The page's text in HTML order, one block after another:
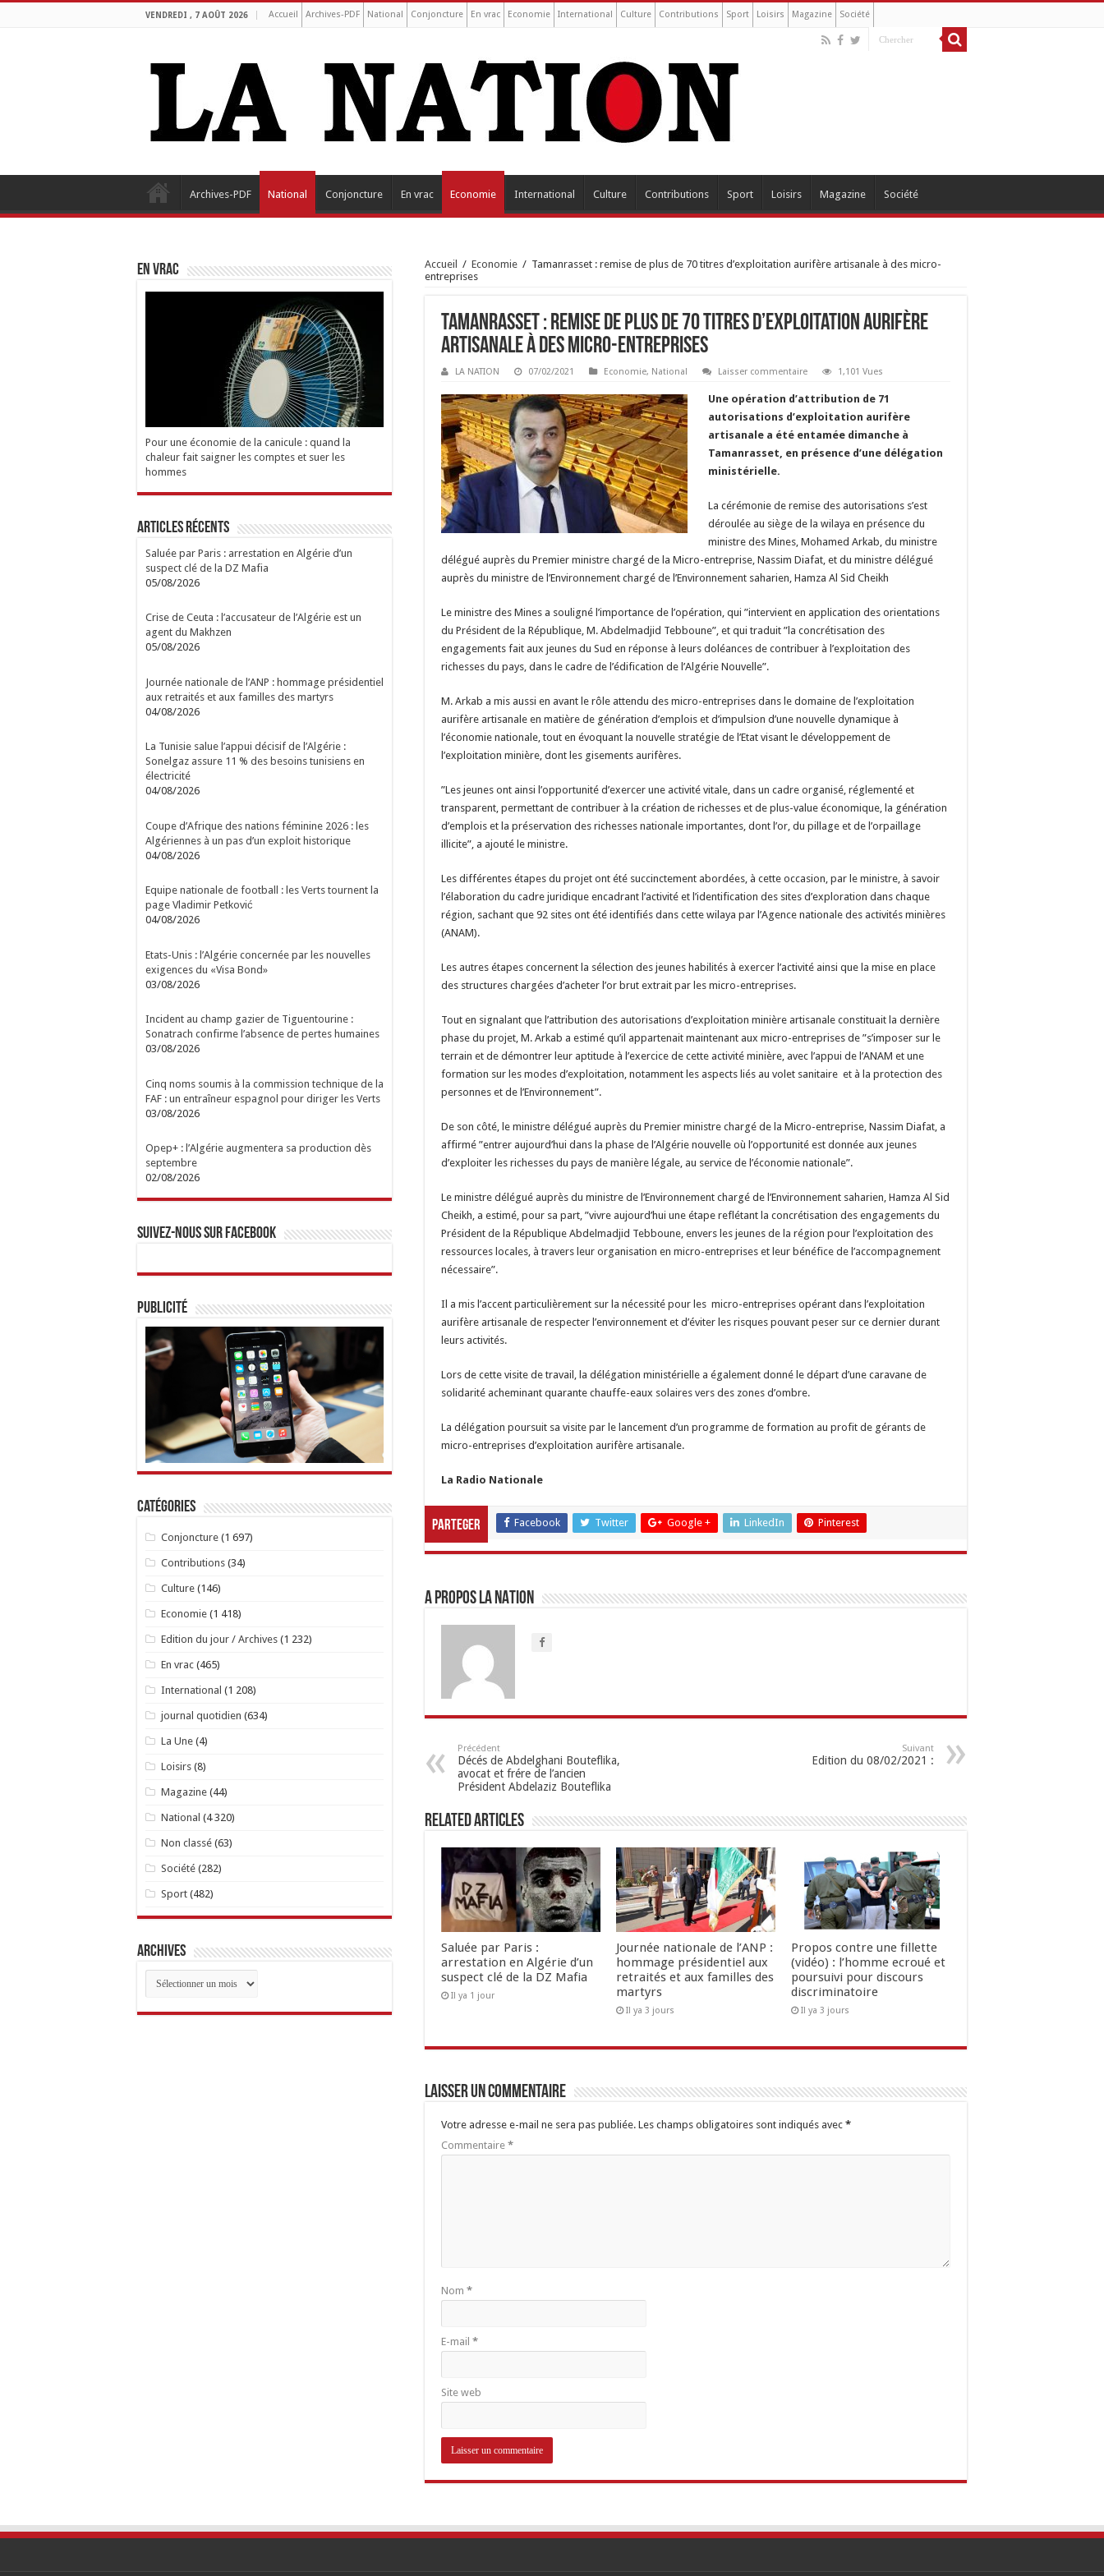
VENDREDI , 7 AOÛT 2026 Accueil Archives-PDF National Conjoncture En vrac Economie International Culture Contributions Sport Loisirs Magazine Société
Archives-PDF National Conjoncture En vrac Economie International Culture Contributions Sport Loisirs Magazine Société
Accueil / Economie / Tamanrasset : remise de plus de 70 titres d’exploitation aurifère artisanale à des micro-
entreprises
Tamanrasset : remise de plus de 70 titres d’exploitation aurifère
artisanale à des micro-entreprises
LA NATION 07/02/2021 Economie, National Laisser commentaire 1,101 Vues
Une opération d’attribution de 71
autorisations d’exploitation aurifère
artisanale a été entamée dimanche à
Tamanrasset, en présence d’une délégation
ministérielle.
La cérémonie de remise des autorisations s’est
déroulée au siège de la wilaya en présence du
ministre des Mines, Mohamed Arkab, du ministre
délégué auprès du Premier ministre chargé de la Micro-entreprise, Nassim Diafat, et du ministre délégué
auprès du ministre de l’Environnement chargé de l’Environnement saharien, Hamza Al Sid Cheikh
Le ministre des Mines a souligné l’importance de l’opération, qui ”intervient en application des orientations
du Président de la République, M. Abdelmadjid Tebboune”, et qui traduit ”la concrétisation des
engagements fait aux jeunes du Sud en réponse à leurs doléances de contribuer à l’exploitation des
richesses du pays, dans le cadre de l’édification de l’Algérie Nouvelle”.
M. Arkab a mis aussi en avant le rôle attendu des micro-entreprises dans le domaine de l’exploitation
aurifère artisanale en matière de génération d’emplois et d’impulsion d’une nouvelle dynamique à
l’économie nationale, tout en évoquant la nouvelle stratégie de l’Etat visant le développement de
l’exploitation minière, dont les gisements aurifères.
”Les jeunes ont ainsi l’opportunité d’exercer une activité vitale, dans un cadre organisé, réglementé et
transparent, permettant de contribuer à la création de richesses et de plus-value économique, la génération
d’emplois et la préservation des richesses nationale importantes, dont l’or, du pillage et de l’orpaillage
illicite”, a ajouté le ministre.
Les différentes étapes du projet ont été succinctement abordées, à cette occasion, par le ministre, à savoir
l’élaboration du cadre juridique encadrant l’activité et l’identification des sites d’exploration dans chaque
région, sachant que 92 sites ont été identifiés dans cette wilaya par l’Agence nationale des activités minières
(ANAM).
Les autres étapes concernent la sélection des jeunes habilités à exercer l’activité ainsi que la mise en place
des structures chargées d’acheter l’or brut extrait par les micro-entreprises.
Tout en signalant que l’attribution des autorisations d’exploitation minière artisanale constituait la dernière
phase du projet, M. Arkab a estimé qu’il appartenait maintenant aux micro-entreprises de ”s’imposer sur le
terrain et de démontrer leur aptitude à l’exercice de cette activité minière, avec l’appui de l’ANAM et une
formation sur les modes d’exploitation, notamment les aspects liés au volet sanitaire et à la protection des
personnes et de l’Environnement”.
De son côté, le ministre délégué auprès du Premier ministre chargé de la Micro-entreprise, Nassim Diafat, a
affirmé ”entrer aujourd’hui dans la phase de l’Algérie nouvelle où l’opportunité est donnée aux jeunes
d’exploiter les richesses du pays de manière légale, au service de l’économie nationale”.
Le ministre délégué auprès du ministre de l’Environnement chargé de l’Environnement saharien, Hamza Al Sid
Cheikh, a estimé, pour sa part, ”vivre aujourd’hui une étape reflétant la concrétisation des engagements du
Président de la République Abdelmadjid Tebboune, envers les jeunes de la région pour l’exploitation des
ressources locales, à travers leur organisation en micro-entreprises et leur bénéfice de l’accompagnement
nécessaire”.
Il a mis l’accent particulièrement sur la nécessité pour les micro-entreprises opérant dans l’exploitation
aurifère artisanale de respecter l’environnement et d’éviter les risques pouvant peser sur ce dernier durant
leurs activités.
Lors de cette visite de travail, la délégation ministérielle a également donné le départ d’une caravane de
solidarité acheminant quarante chauffe-eaux solaires vers des zones d’ombre.
La délégation poursuit sa visite par le lancement d’un programme de formation au profit de gérants de
micro-entreprises d’exploitation aurifère artisanale.
La Radio Nationale
Parteger Facebook Twitter Google + LinkedIn Pinterest
A propos LA NATION
Précédent
Décés de Abdelghani Bouteflika,
avocat et frére de l’ancien
Président Abdelaziz Bouteflika
Suivant
Edition du 08/02/2021 :
Related Articles
Saluée par Paris :
arrestation en Algérie d’un
suspect clé de la DZ Mafia
Il ya 1 jour
Journée nationale de l’ANP :
hommage présidentiel aux
retraités et aux familles des
martyrs
Il ya 3 jours
Propos contre une fillette
(vidéo) : l’homme ecroué et
poursuivi pour discours
discriminatoire
Il ya 3 jours
Laisser un commentaire
Votre adresse e-mail ne sera pas publiée. Les champs obligatoires sont indiqués avec *
Commentaire *
Nom *
E-mail *
Site web
EN VRAC
Pour une économie de la canicule : quand la
chaleur fait saigner les comptes et suer les
hommes
Articles Récents
Saluée par Paris : arrestation en Algérie d’un
suspect clé de la DZ Mafia
05/08/2026
Crise de Ceuta : l’accusateur de l’Algérie est un
agent du Makhzen
05/08/2026
Journée nationale de l’ANP : hommage présidentiel
aux retraités et aux familles des martyrs
04/08/2026
La Tunisie salue l’appui décisif de l’Algérie :
Sonelgaz assure 11 % des besoins tunisiens en
électricité
04/08/2026
Coupe d’Afrique des nations féminine 2026 : les
Algériennes à un pas d’un exploit historique
04/08/2026
Equipe nationale de football : les Verts tournent la
page Vladimir Petković
04/08/2026
Etats-Unis : l’Algérie concernée par les nouvelles
exigences du «Visa Bond»
03/08/2026
Incident au champ gazier de Tiguentourine :
Sonatrach confirme l’absence de pertes humaines
03/08/2026
Cinq noms soumis à la commission technique de la
FAF : un entraîneur espagnol pour diriger les Verts
03/08/2026
Opep+ : l’Algérie augmentera sa production dès
septembre
02/08/2026
Suivez-nous sur Facebook
Publicité
Catégories
Conjoncture(1 697)
Contributions(34)
Culture(146)
Economie(1 418)
Edition du jour / Archives(1 232)
En vrac(465)
International (1 208)
journal quotidien (634)
La Une(4)
Loisirs(8)
Magazine(44)
National (4 320)
Non classé(63)
Société(282)
Sport(482)
Archives
Archives